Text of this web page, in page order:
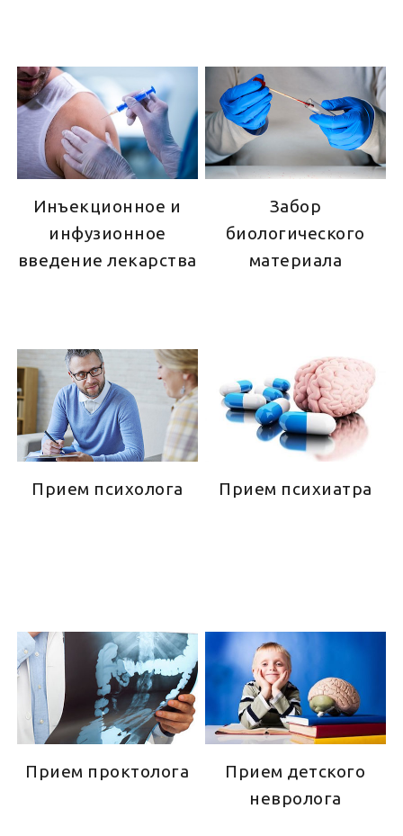
Инъекционное и
инфузионное
введение лекарства
Забор
биологического
материала
Прием психолога Прием психиатра
Прием проктолога
Прием детского
невролога